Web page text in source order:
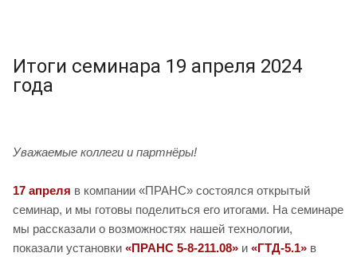
Итоги семинара 19 апреля 2024
года
Уважаемые коллеги и партнёры!
17 апреля в компании «ПРАНС» состоялся открытый
семинар, и мы готовы поделиться его итогами. На семинаре
мы рассказали о возможностях нашей технологии,
показали установки «ПРАНС 5-8-211.08» и «ГТД-5.1» в